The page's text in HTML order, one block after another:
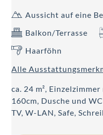
Aussicht auf eine
Balkon/Terrasse
Haarföhn
Alle
ca. 24 m²,
160cm, Dusche und
TV, W-LAN, Safe,